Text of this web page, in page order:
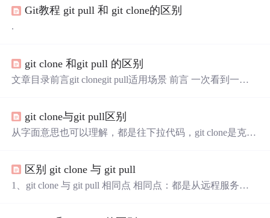
Git教程 git pull 和 git clone的区别
.
git clone 和git pull 的区别
文章目录前言git clonegit pull适用场景 前言 一次看到一篇
同步数据，心生疑惑，git clone后为什么还要git pull一下？
于是查一下二者的区别。 git clone 从远程服务器克隆一个
本地从无到有的过程。包括里面的日志信息，git项目里
git clone与git pull区别
从字面意思也可以理解，都是往下拉代码，git clone是克
ne.（clone是将一个库复制到你的本地，是一个本地从无到
有的过程） 从远程服务器获取到一个branch分支的更新到
区别 git clone 与 git pull
1、git clone 与 git pull 相同点 相同点：都是从远程服务器